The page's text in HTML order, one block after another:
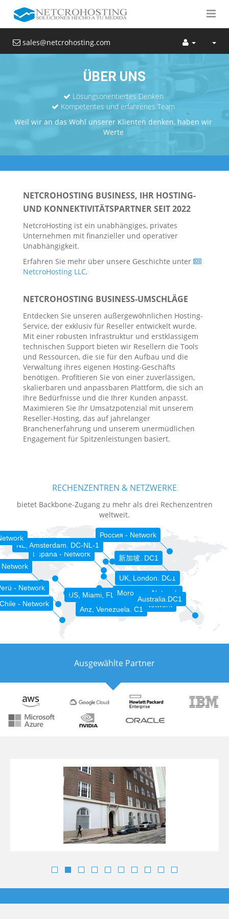
sales@netcrohosting.com
ÜBER UNS
Lösungsorientiertes Denken
Kompetentes und erfahrenes Team
Weil wir an das Wohl unserer Klienten denken, haben wir
Werte
NETCROHOSTING BUSINESS, IHR HOSTING-
UND KONNEKTIVITÄTSPARTNER SEIT 2022
NetcroHosting ist ein unabhängiges, privates
Unternehmen mit finanzieller und operativer
Unabhängigkeit.
Erfahren Sie mehr über unsere Geschichte unter
NetcroHosting LLC,
NETCROHOSTING BUSINESS-UMSCHLÄGE
Entdecken Sie unseren außergewöhnlichen Hosting-
Service, der exklusiv für Reseller entwickelt wurde.
Mit einer robusten Infrastruktur und erstklassigem
technischen Support bieten wir Resellern die Tools
und Ressourcen, die sie für den Aufbau und die
Verwaltung ihres eigenen Hosting-Geschäfts
benötigen. Profitieren Sie von einer zuverlässigen,
skalierbaren und anpassbaren Plattform, die sich an
Ihre Bedürfnisse und die Ihrer Kunden anpasst.
Maximieren Sie Ihr Umsatzpotenzial mit unserem
Reseller-Hosting, das auf jahrelanger
Branchenerfahrung und unserem unermüdlichen
Engagement für Spitzenleistungen basiert.
RECHENZENTREN & NETZWERKE
bietet Backbone-Zugang zu mehr als drei Rechenzentren
weltweit.
UK, London. DC1
España - Network
NL, Amsterdam. DC-NL-1
US, Miami, FL. DC-MIA-1
- Network
Россия - Network
新加坡. DC1
Sénégal - Network
Morocco - Network
Anz, Venezuela. C1
Chile - Network
Australia.DC1
Ausgewählte Partner